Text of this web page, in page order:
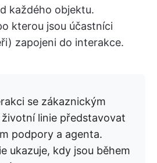
každého objektu.
kterou jsou účastníci
zapojeni do interakce.
se zákaznickým
linie představovat
podpory a agenta.
ukazuje, kdy jsou během